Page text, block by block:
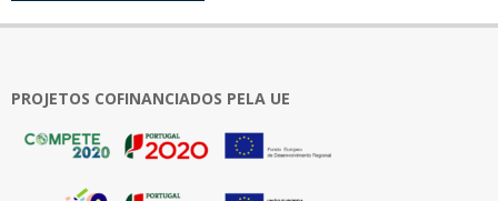
PROJETOS COFINANCIADOS PELA UE